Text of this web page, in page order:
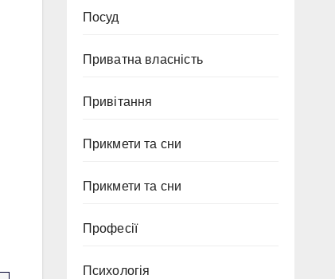
Посуд
Приватна власність
Привітання
Прикмети та сни
Прикмети та сни
Професії
Психологія